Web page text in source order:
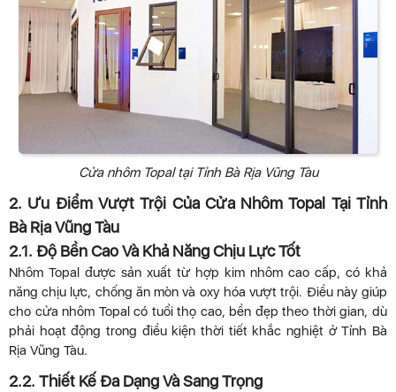
Cửa nhôm Topal tại Tỉnh Bà Rịa Vũng Tàu
2. Ưu Điểm Vượt Trội Của Cửa Nhôm Topal Tại Tỉnh
Bà Rịa Vũng Tàu
2.1. Độ Bền Cao Và Khả Năng Chịu Lực Tốt
Nhôm Topal được sản xuất từ hợp kim nhôm cao cấp, có khả
năng chịu lực, chống ăn mòn và oxy hóa vượt trội. Điều này giúp
cho cửa nhôm Topal có tuổi thọ cao, bền đẹp theo thời gian, dù
phải hoạt động trong điều kiện thời tiết khắc nghiệt ở Tỉnh Bà
Rịa Vũng Tàu.
2.2. Thiết Kế Đa Dạng Và Sang Trọng